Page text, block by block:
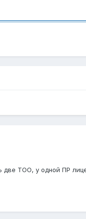
ТОО, у одной ПР